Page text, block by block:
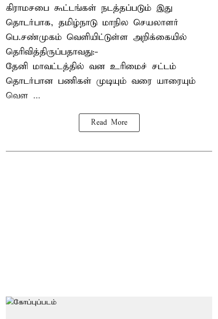
கிராமசபை கூட்டங்கள் நடத்தப்படும் இது
தொடர்பாக, தமிழ்நாடு மாநில செயலாளர்
பெ.சண்முகம் வெளியிட்டுள்ள அறிக்கையில்
தெரிவித்திருப்பதாவது:-
தேனி மாவட்டத்தில் வன உரிமைச் சட்டம்
தொடர்பான பணிகள் முடியும் வரை யாரையும்
வெள ...
Read More